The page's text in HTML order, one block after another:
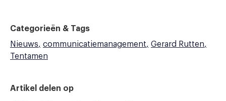
Categorieën & Tags
Nieuws
communicatiemanagement
Gerard Rutten
Tentamen
Artikel delen op